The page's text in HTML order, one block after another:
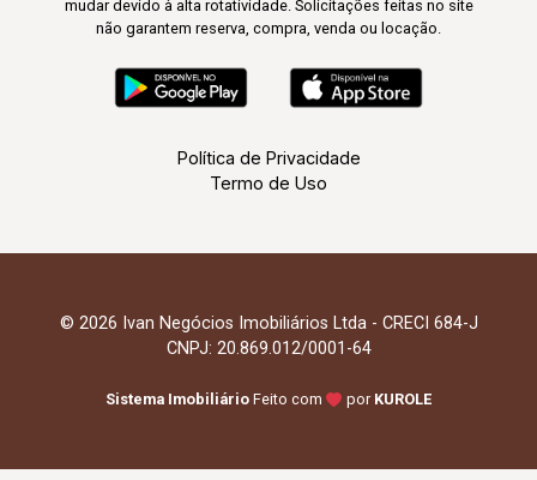
mudar devido à alta rotatividade. Solicitações feitas no site
não garantem reserva, compra, venda ou locação.
Política de Privacidade
Termo de Uso
© 2026 Ivan Negócios Imobiliários Ltda - CRECI 684-J
CNPJ: 20.869.012/0001-64
Sistema Imobiliário Feito com por KUROLE